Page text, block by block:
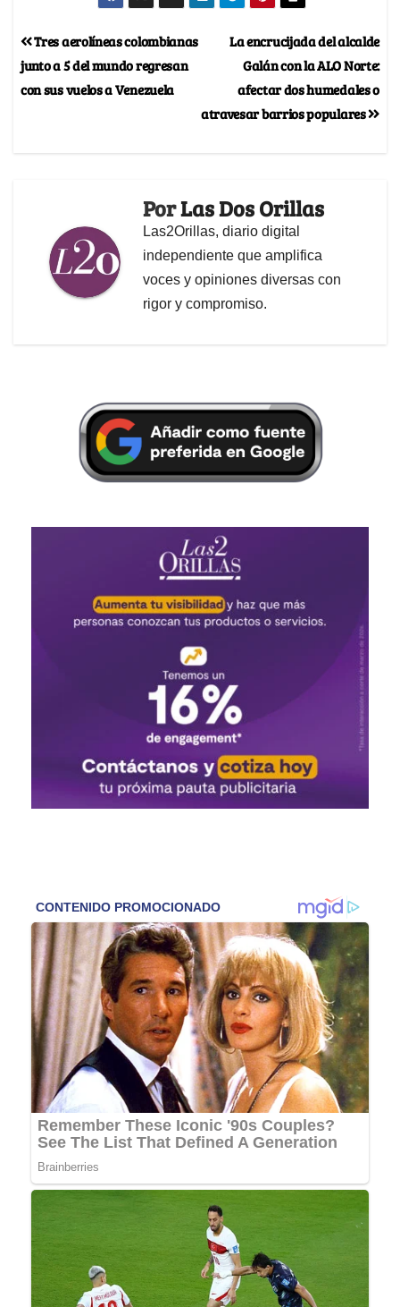
La encrucijada del alcalde
Galán con la ALO Norte:
afectar dos humedales o
atravesar barrios populares
Tres aerolíneas colombianas
junto a 5 del mundo regresan
con sus vuelos a Venezuela
PorLas Dos Orillas
Las2Orillas, diario digital
independiente que amplifica
voces y opiniones diversas con
rigor y compromiso.